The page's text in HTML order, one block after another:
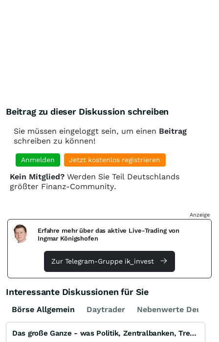
Beitrag zu dieser Diskussion schreiben
Sie müssen eingeloggt sein, um einen Beitrag
schreiben zu können!
Anmelden Jetzt kostenlos registrieren
Kein Mitglied? Werden Sie Teil Deutschlands
größter Finanz-Community.
Anzeige
Erfahre mehr über das aktive Live-Trading von
Ingmar Königshofen
Zur Telegram-Gruppe ik_invest
Interessante Diskussionen für Sie
Börse Allgemein Daytrader Nebenwerte
Das große Ganze - was Politik, Zentralbanken, Trends, Medien und Gesellschaft mit Aktien, Rohstoffen